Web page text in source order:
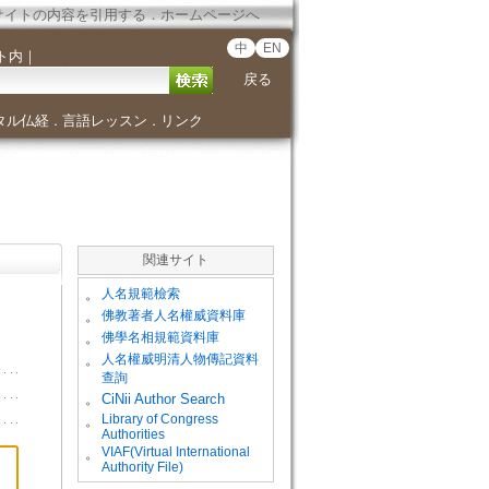
イトの内容を引用する．ホームページへ
内 ｜ 中 EN
戻る
ル仏経． 言語レッスン ． リンク
関連サイト
。 人名規範檢索
。 佛教著者人名權威資料庫
。 佛學名相規範資料庫
。
人名權威明清人物傳記資料
查詢
。
CiNii Author Search
。
Library of Congress
Authorities
。
VIAF(Virtual International
Authority File)